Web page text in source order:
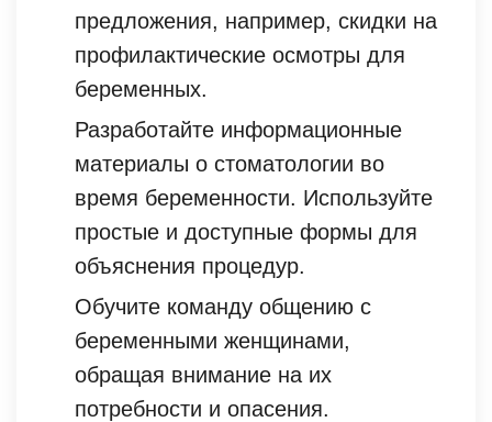
предложения, например, скидки на
профилактические осмотры для
беременных.
Разработайте информационные
материалы о стоматологии во
время беременности. Используйте
простые и доступные формы для
объяснения процедур.
Обучите команду общению с
беременными женщинами,
обращая внимание на их
потребности и опасения.